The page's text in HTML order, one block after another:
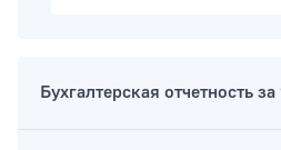
Бухгалтерская отчетность